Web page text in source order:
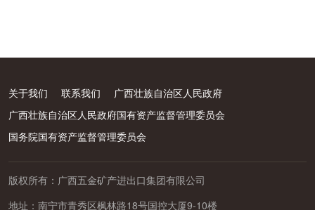
关于我们 联系我们
广西壮族自治区人民政府
广西壮族自治区人民政府国有资产监督管理委员会
国务院国有资产监督管理委员会
版权所有：广西五金矿产进出口集团有限公司
地址：南宁市青秀区枫林路18号国控大厦9-10楼